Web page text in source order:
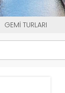
GEMI TURLARI